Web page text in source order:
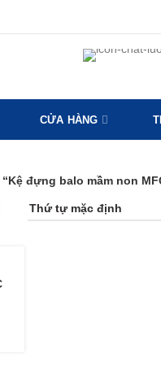
CỬA HÀNG
đựng balo mầm non